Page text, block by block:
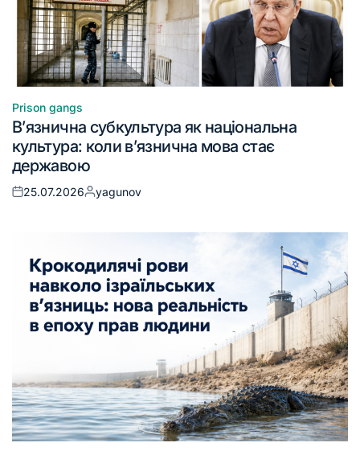
Prison gangs
В’язнична субкультура як національна
культура: коли в’язнична мова стає
державою
25.07.2026 yagunov